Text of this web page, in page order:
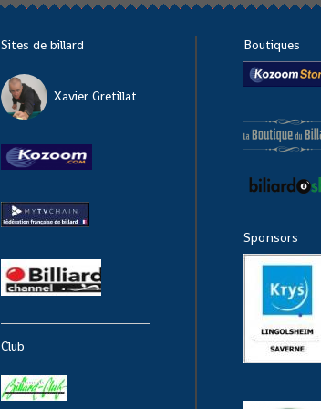
Sites de billard
Xavier Gretillat
Club
Boutiques
Sponsors